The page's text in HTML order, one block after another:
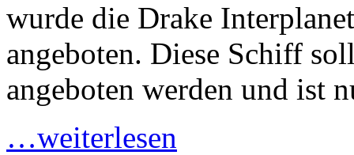
wurde die Drake
angeboten. Diese Schiff
angeboten werden und ist
…weiterlesen